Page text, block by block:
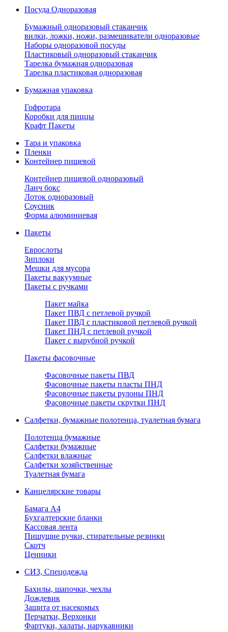
Посуда Одноразовая
Бумажный одноразовый стаканчик
вилки, ложки, ножи, размешиватели одноразовые
Наборы одноразовой посуды
Пластиковый одноразовый стаканчик
Тарелка бумажная одноразовая
Тарелка пластиковая одноразовая
Бумажная упаковка
Гофротара
Коробки для пиццы
Крафт Пакеты
Тара и упаковка
Пленки
Контейнер пищевой
Контейнер пищевой одноразовый
Ланч бокс
Лоток одноразовый
Соусник
Форма алюминиевая
Пакеты
Еврослоты
Зиплоки
Мешки для мусора
Пакеты вакуумные
Пакеты с ручками
Пакет майка
Пакет ПВД с петлевой ручкой
Пакет ПВД с пластиковой петлевой ручкой
Пакет ПНД с петлевой ручкой
Пакет с вырубной ручкой
Пакеты фасовочные
Фасовочные пакеты ПВД
Фасовочные пакеты пласты ПНД
Фасовочные пакеты рулоны ПНД
Фасовочные пакеты скрутки ПНД
Салфетки, бумажные полотенца, туалетная бумага
Полотенца бумажные
Салфетки бумажные
Салфетки влажные
Салфетки хозяйственные
Туалетная бумага
Канцелярские товары
Бамага А4
Бухгалтерские бланки
Кассовая лента
Пишущие ручки, стирательные резинки
Скотч
Ценники
СИЗ, Спецодежда
Бахилы, шапочки, чехлы
Дождевик
Защита от насекомых
Перчатки, Верхонки
Фартуки, халаты, нарукавники